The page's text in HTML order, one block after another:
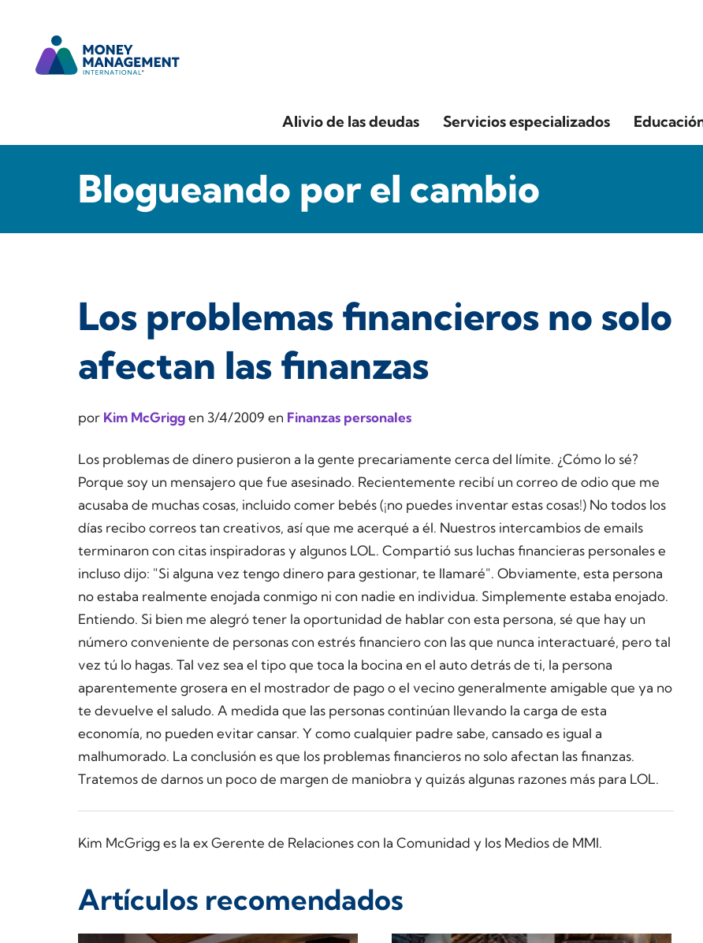
Alivio de las deudas Servicios especializados
Blogueando por el cambio
Los problemas financieros no solo
afectan las finanzas
por Kim McGriggen 3/4/2009 en Finanzas personales
Los problemas de dinero pusieron a la gente precariamente cerca del límite. ¿Cómo lo sé?
Porque soy un mensajero que fue asesinado. Recientemente recibí un correo de odio que me
acusaba de muchas cosas, incluido comer bebés (¡no puedes inventar estas cosas!) No todos los
días recibo correos tan creativos, así que me acerqué a él. Nuestros intercambios de emails
terminaron con citas inspiradoras y algunos LOL. Compartió sus luchas financieras personales e
incluso dijo: "Si alguna vez tengo dinero para gestionar, te llamaré". Obviamente, esta persona
no estaba realmente enojada conmigo ni con nadie en individua. Simplemente estaba enojado.
Entiendo. Si bien me alegró tener la oportunidad de hablar con esta persona, sé que hay un
número conveniente de personas con estrés financiero con las que nunca interactuaré, pero tal
vez tú lo hagas. Tal vez sea el tipo que toca la bocina en el auto detrás de ti, la persona
aparentemente grosera en el mostrador de pago o el vecino generalmente amigable que ya no
te devuelve el saludo. A medida que las personas continúan llevando la carga de esta
economía, no pueden evitar cansar. Y como cualquier padre sabe, cansado es igual a
malhumorado. La conclusión es que los problemas financieros no solo afectan las finanzas.
Tratemos de darnos un poco de margen de maniobra y quizás algunas razones más para LOL.
Kim McGrigg es la ex Gerente de Relaciones con la Comunidad y los Medios de MMI.
Artículos recomendados